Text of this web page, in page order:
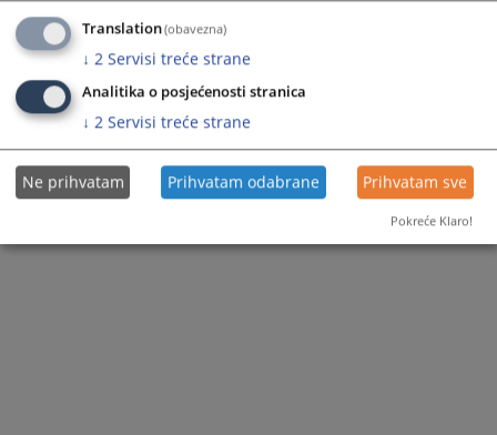
Translation(obavezna)
↓ 2 Servisi treće strane
Analitika o posjećenosti stranica
↓ 2 Servisi treće strane
Ne prihvatam Prihvatam odabrane Prihvatam sve
Pokreće Klaro!